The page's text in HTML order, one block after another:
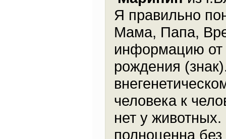
Я правильно
Мама, Папа,
информацию от
рождения
человека к
нет у
полноценна